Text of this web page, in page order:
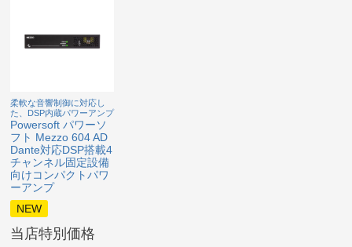
柔軟な音響制御に対応し
た、DSP内蔵パワーアンプ
Powersoft パワーソ
フト Mezzo 604 AD
Dante対応DSP搭載4
チャンネル固定設備
向けコンパクトパワ
ーアンプ
NEW
当店特別価格